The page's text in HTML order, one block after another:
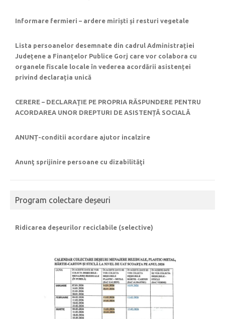
Informare fermieri – ardere miriști și resturi vegetale
Lista persoanelor desemnate din cadrul Administrației
Județene a Finanțelor Publice Gorj care vor colabora cu
organele fiscale locale în vederea acordării asistenței
privind declarația unică
CERERE – DECLARAŢIE PE PROPRIA RĂSPUNDERE PENTRU
ACORDAREA UNOR DREPTURI DE ASISTENȚĂ SOCIALĂ
ANUNȚ-conditii acordare ajutor incalzire
Anunţ sprijinire persoane cu dizabilităţi
Program colectare deșeuri
Ridicarea deșeurilor reciclabile (selective)